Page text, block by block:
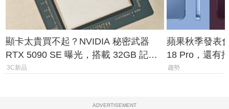
顯卡太貴買不起？NVIDIA 秘密武器
RTX 5090 SE 曝光，搭載 32GB 記憶
體
3C新品
蘋果秋季發表
18 Pro，還有
測一次看
趨勢
ADVERTISEMENT